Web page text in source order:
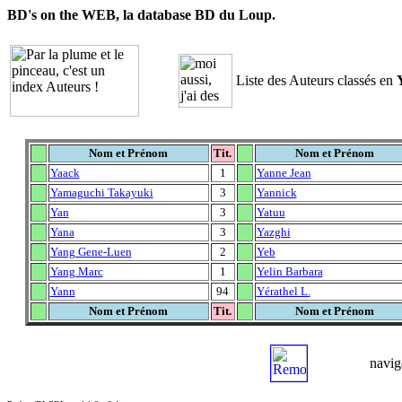
BD's on the WEB, la database BD du Loup.
Liste des Auteurs classés en
Nom et Prénom Tit.
Nom et Prénom
Yaack
1
Yanne Jean
Yamaguchi Takayuki
3
Yannick
Yan
3
Yatuu
Yana
3
Yazghi
Yang Gene-Luen
2
Yeb
Yang Marc
1
Yelin Barbara
Yann
94
Yérathel L.
Nom et Prénom
Tit. Nom et Prénom